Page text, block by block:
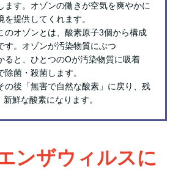
の働きが空気を爽やかに
提供してくれます。
、酸素原子3個から構成
す。オゾンが汚染物質にぶつ
のOが汚染物質に吸着
菌・殺菌します。
自然な酸素」に戻り、残
鮮な酸素になります。
ンザウィルスに